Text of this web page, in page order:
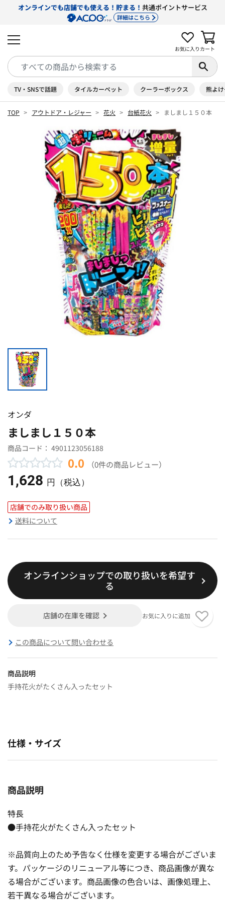
オンラインでも店舗でも使える！貯まる！ 共通ポイントサービス
詳細はこちら
お気に入り カート
TV・SNSで話題 タイルカーペット クーラーボックス 熊よ
TOP アウトドア・レジャー 花火 台紙花火 ましまし１５０本
オンダ
ましまし１５０本
商品コード： 4901123056188
0.0 （0件の商品レビュー）
1,628 円（税込）
店舗でのみ取り扱い商品
送料について
オンラインショップでの取り扱いを希望す
る
店舗の在庫を確認 お気に入りに追加
この商品について問い合わせる
商品説明
手持花火がたくさん入ったセット
仕様・サイズ
商品説明
特長
●手持花火がたくさん入ったセット
※品質向上のため予告なく仕様を変更する場合がございま
す。パッケージのリニューアル等につき、商品画像が異な
る場合がございます。商品画像の色合いは、画像処理上、
若干異なる場合がございます。